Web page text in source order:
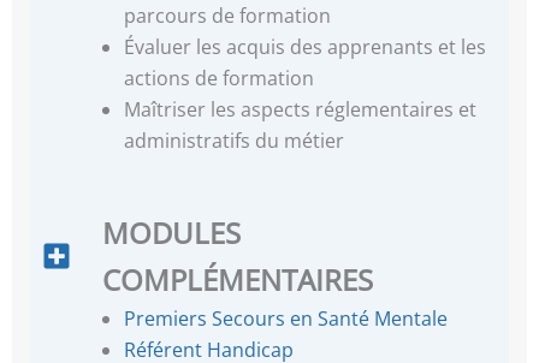
parcours de formation
Évaluer les acquis des apprenants et les
actions de formation
Maîtriser les aspects réglementaires et
administratifs du métier
MODULES
COMPLÉMENTAIRES
Premiers Secours en Santé Mentale
Référent Handicap